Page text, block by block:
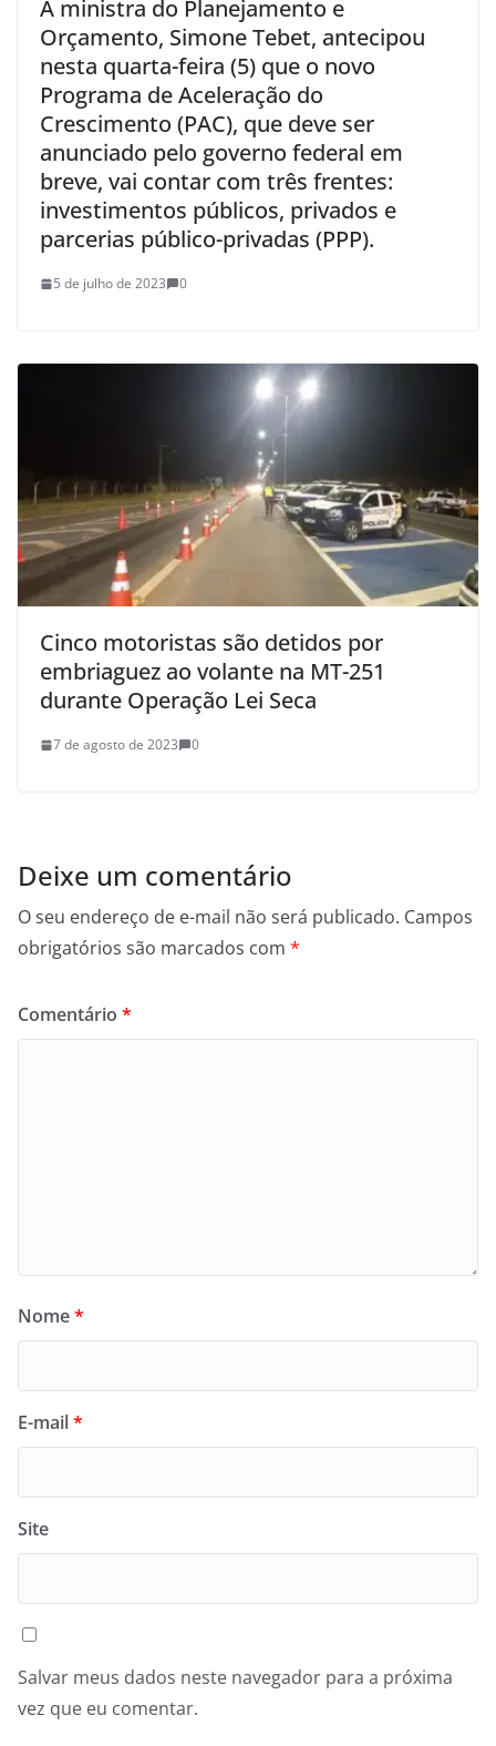
A ministra do Planejamento e
Orçamento, Simone Tebet, antecipou
nesta quarta-feira (5) que o novo
Programa de Aceleração do
Crescimento (PAC), que deve ser
anunciado pelo governo federal em
breve, vai contar com três frentes:
investimentos públicos, privados e
parcerias público-privadas (PPP).
5 de julho de 2023 0
Cinco motoristas são detidos por
embriaguez ao volante na MT-251
durante Operação Lei Seca
7 de agosto de 2023 0
Deixe um comentário
O seu endereço de e-mail não será publicado. Campos
obrigatórios são marcados com *
Comentário *
Nome*
E-mail*
Site
Salvar meus dados neste navegador para a próxima
vez que eu comentar.